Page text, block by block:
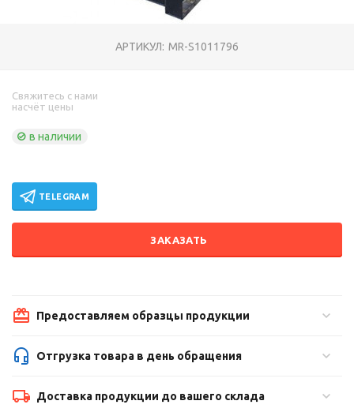
АРТИКУЛ: MR-S1011796
Свяжитесь с нами
насчёт цены
в наличии
TELEGRAM
ЗАКАЗАТЬ
Предоставляем образцы продукции
Отгрузка товара в день обращения
Доставка продукции до вашего склада